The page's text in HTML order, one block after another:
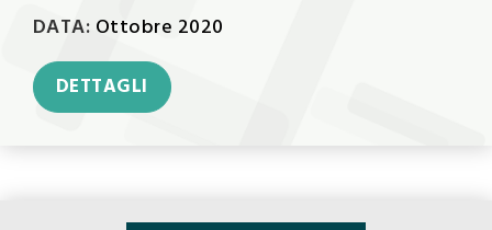
DATA: Ottobre 2020
DETTAGLI